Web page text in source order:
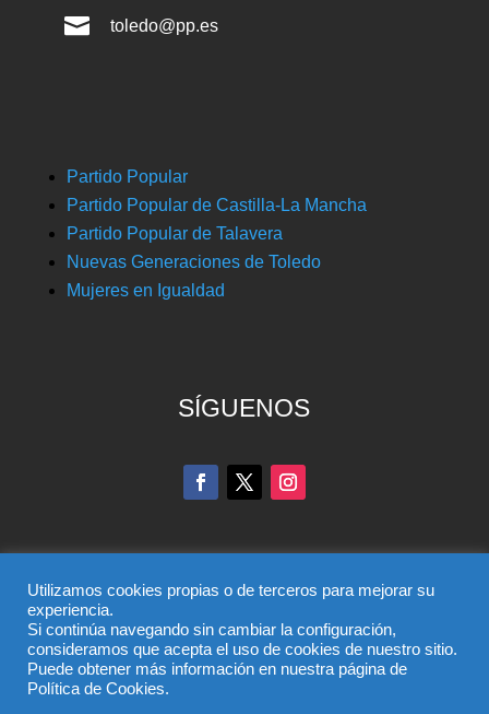
 toledo@pp.es
Partido Popular
Partido Popular de Castilla-La Mancha
Partido Popular de Talavera
Nuevas Generaciones de Toledo
Mujeres en Igualdad
SÍGUENOS
© Partido Popular de Toledo – C/ Colombia, 6, 45004,
Toledo, Teléfono 925 285 528
El uso de este sitio implica la aceptación del
Utilizamos cookies propias o de terceros para mejorar su
experiencia.
Si continúa navegando sin cambiar la configuración,
consideramos que acepta el uso de cookies de nuestro sitio.
Puede obtener más información en nuestra página de
Política de Cookies.